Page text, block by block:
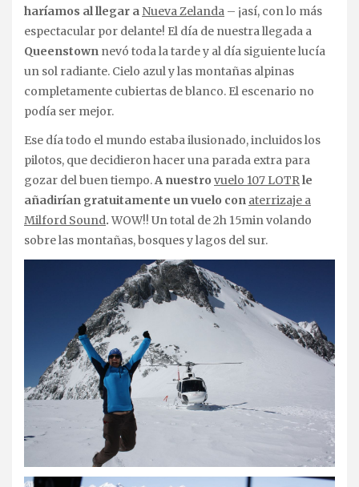
haríamos al llegar a Nueva Zelanda – ¡así, con lo más
espectacular por delante! El día de nuestra llegada a
Queenstown nevó toda la tarde y al día siguiente lucía
un sol radiante. Cielo azul y las montañas alpinas
completamente cubiertas de blanco. El escenario no
podía ser mejor.
Ese día todo el mundo estaba ilusionado, incluidos los
pilotos, que decidieron hacer una parada extra para
gozar del buen tiempo.A nuestro vuelo 107 LOTRle
añadirían gratuitamente un vuelo con aterrizaje a
Milford Sound.WOW!! Un total de 2h 15min volando
sobre las montañas, bosques y lagos del sur.